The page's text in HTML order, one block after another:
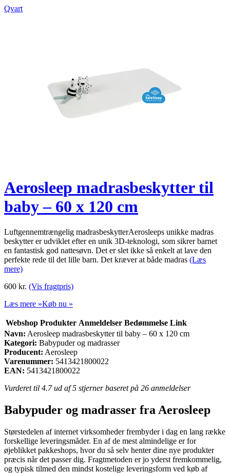
Qvart
Aerosleep madrasbeskytter til
baby – 60 x 120 cm
Luftgennemtrængelig madrasbeskytterAerosleeps unikke madras
beskytter er udviklet efter en unik 3D-teknologi, som sikrer barnet
en fantastisk god nattesøvn. Det er slet ikke så enkelt at lave den
perfekte rede til det lille barn. Det kræver at både madras (Læs
mere)
600 kr. (Vis fragtpris)
Læs mere »Køb nu »
Webshop Produkter Anmeldelser Bedømmelse Link
Navn: Aerosleep madrasbeskytter til baby – 60 x 120 cm
Kategori: Babypuder og madrasser
Producent: Aerosleep
Varenummer: 5413421800022
EAN: 5413421800022
Vurderet til 4.7ud af 5 stjerner baseret på 26 anmeldelser
Babypuder og madrasser fra Aerosleep
Størstedelen af internet virksomheder frembyder i dag en lang række
forskellige leveringsmåder. En af de mest almindelige er for
øjeblikket pakkeshops, hvor du så selv henter dine nye produkter
præcis når det passer dig. Fragtmetoden er jo yderst fremkommelig,
og typisk tilmed den mindst kostelige leveringsform ved køb af